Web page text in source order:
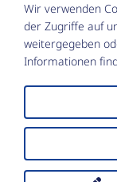
Impressum
Datenschutz
Erklärung
Copyright ©
Wir verwenden
der Zugriffe auf
weitergegeben
Informationen